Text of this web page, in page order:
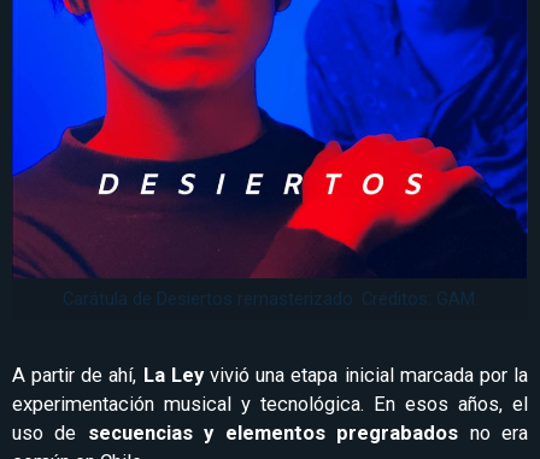
Carátula de Desiertos remasterizado. Créditos: GAM.
A partir de ahí, La Leyvivió una etapa inicial marcada por la
experimentación musical y tecnológica. En esos años, el
uso de secuencias y elementos pregrabados no era